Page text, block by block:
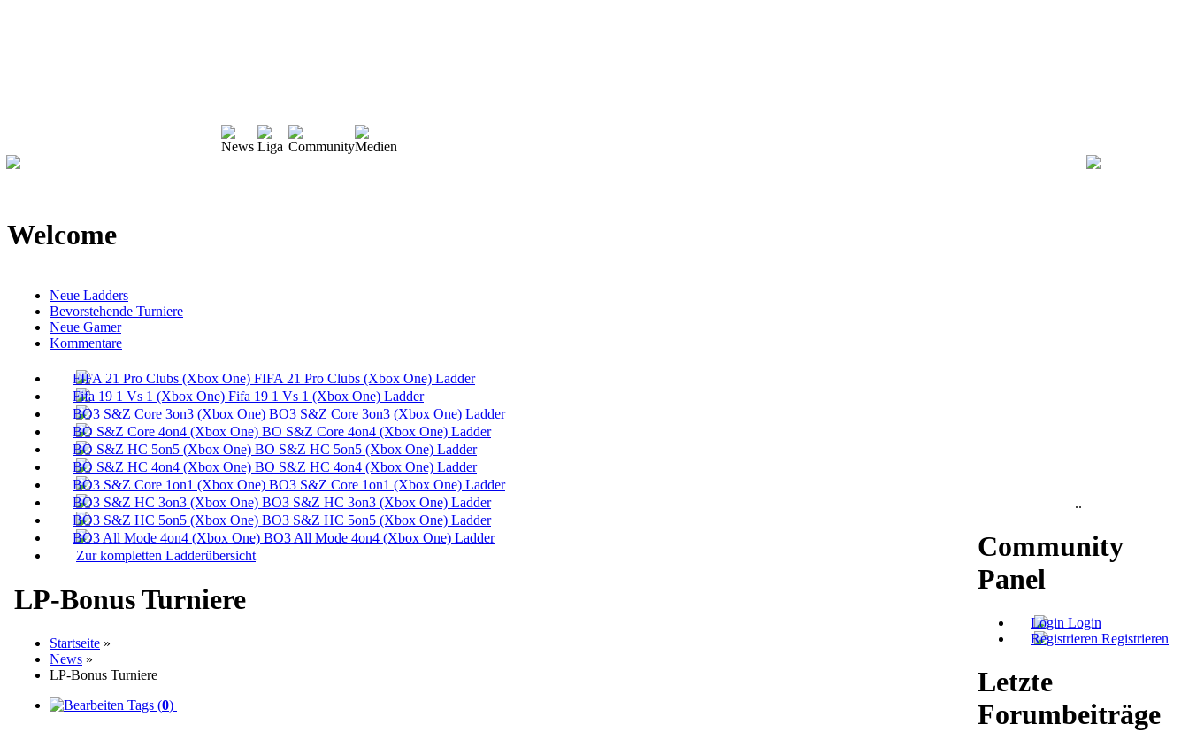
Welcome
Neue Ladders
Bevorstehende Turniere
Neue Gamer
Kommentare
FIFA 21 Pro Clubs (Xbox One) Ladder
Fifa 19 1 Vs 1 (Xbox One) Ladder
BO3 S&Z Core 3on3 (Xbox One) Ladder
BO S&Z Core 4on4 (Xbox One) Ladder
BO S&Z HC 5on5 (Xbox One) Ladder
BO S&Z HC 4on4 (Xbox One) Ladder
BO3 S&Z Core 1on1 (Xbox One) Ladder
BO3 S&Z HC 3on3 (Xbox One) Ladder
BO3 S&Z HC 5on5 (Xbox One) Ladder
BO3 All Mode 4on4 (Xbox One) Ladder
Zur kompletten Ladderübersicht
LP-Bonus Turniere
Startseite »
News »
LP-Bonus Turniere
Tags (0)
..
Community
Panel
Login
Registrieren
Letzte
Forumbeiträge